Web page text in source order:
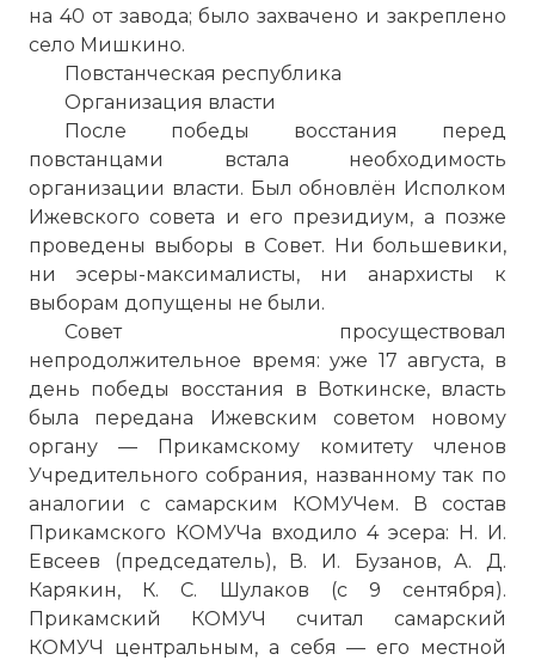
на 40 от завода; было захвачено и закреплено
село Мишкино.
Повстанческая республика
Организация власти
После победы восстания перед
повстанцами встала необходимость
организации власти. Был обновлён Исполком
Ижевского совета и его президиум, а позже
проведены выборы в Совет. Ни большевики,
ни эсеры-максималисты, ни анархисты к
выборам допущены не были.
Совет просуществовал
непродолжительное время: уже 17 августа, в
день победы восстания в Воткинске, власть
была передана Ижевским советом новому
органу — Прикамскому комитету членов
Учредительного собрания, названному так по
аналогии с самарским КОМУЧем. В состав
Прикамского КОМУЧа входило 4 эсера: Н. И.
Евсеев (председатель), В. И. Бузанов, А. Д.
Карякин, К. С. Шулаков (с 9 сентября).
Прикамский КОМУЧ считал самарский
КОМУЧ центральным, а себя — его местной